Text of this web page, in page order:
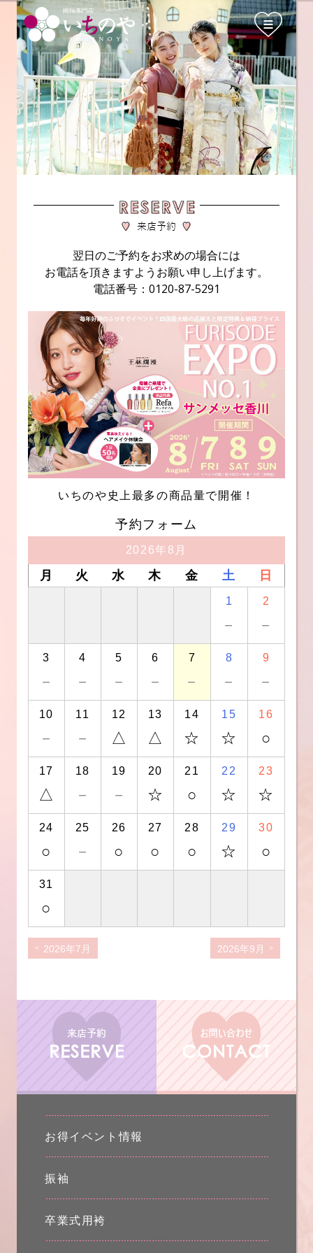
翌日のご予約をお求めの場合には
お電話を頂きますようお願い申し上げます。
電話番号：0120-87-5291
いちのや史上最多の商品量で開催！
予約フォーム
2026年8月
月 火 水 木 金 土 日
1
－
2
－
3
－
4
－
5
－
6
－
7
－
8
－
9
－
10
－
11
－
12
△
13
△
14
☆
15
☆
16
○
17
△
18
－
19
－
20
☆
21
○
22
☆
23
☆
24
○
25
－
26
○
27
○
28
○
29
☆
30
○
31
○
2026年7月 2026年9月
お得イベント情報
振袖
卒業式用袴